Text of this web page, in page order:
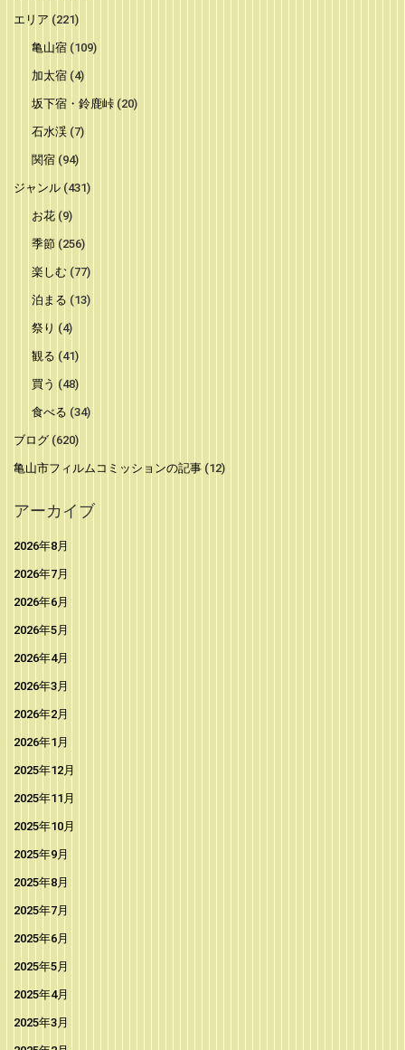
エリア (221)
亀山宿(109)
加太宿(4)
坂下宿・鈴鹿峠(20)
石水渓(7)
関宿(94)
ジャンル (431)
お花(9)
季節 (256)
楽しむ (77)
泊まる (13)
祭り (4)
観る (41)
買う (48)
食べる (34)
ブログ (620)
亀山市フィルムコミッションの記事 (12)
アーカイブ
2026年8月
2026年7月
2026年6月
2026年5月
2026年4月
2026年3月
2026年2月
2026年1月
2025年12月
2025年11月
2025年10月
2025年9月
2025年8月
2025年7月
2025年6月
2025年5月
2025年4月
2025年3月